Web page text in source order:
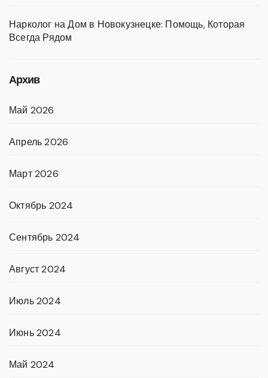
Нарколог на Дом в Новокузнецке: Помощь, Которая
Всегда Рядом
Архив
Май 2026
Апрель 2026
Март 2026
Октябрь 2024
Сентябрь 2024
Август 2024
Июль 2024
Июнь 2024
Май 2024